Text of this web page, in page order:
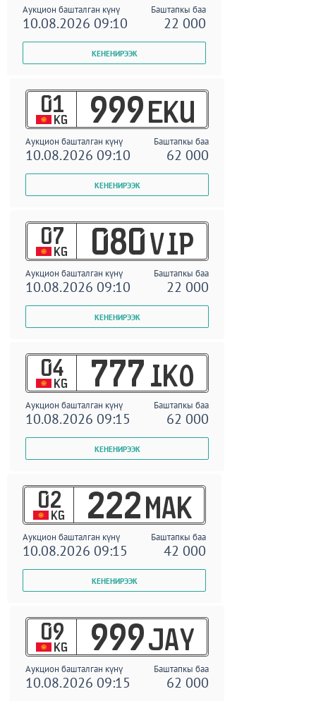
Аукцион башталган күнү Баштапкы баа
10.08.2026 09:10 22 000
01
KG 999 EKU
Аукцион башталган күнү Баштапкы баа
10.08.2026 09:10 62 000
07
KG 080 VIP
Аукцион башталган күнү Баштапкы баа
10.08.2026 09:10 22 000
04
KG 777 IKO
Аукцион башталган күнү Баштапкы баа
10.08.2026 09:15 62 000
02
KG 222 MAK
Аукцион башталган күнү Баштапкы баа
10.08.2026 09:15 42 000
09
KG 999 JAY
Аукцион башталган күнү Баштапкы баа
10.08.2026 09:15 62 000